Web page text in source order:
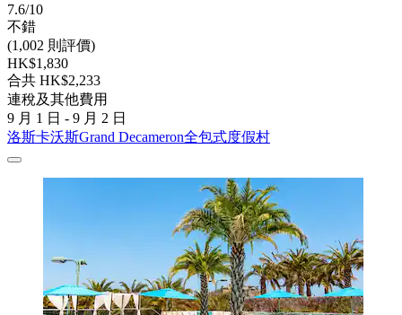
7.6/10
不錯
(1,002 則評價)
HK$1,830
合共 HK$2,233
連稅及其他費用
9 月 1 日 - 9 月 2 日
洛斯卡沃斯Grand Decameron全包式度假村